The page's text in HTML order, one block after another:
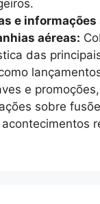
e informações
aéreas:
das
e
sobre